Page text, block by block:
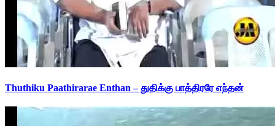
Thuthiku Paathirarae Enthan – துதிக்கு பாத்திரரே எந்தன்